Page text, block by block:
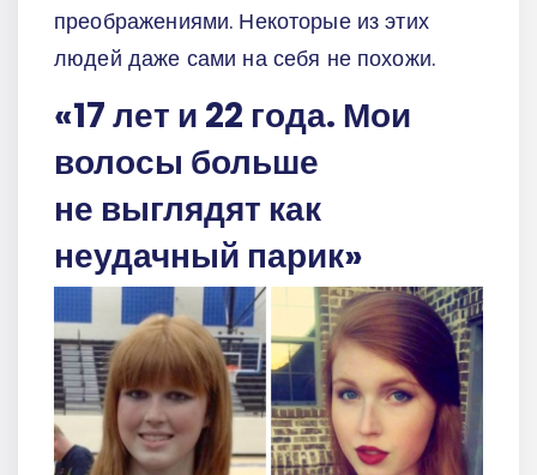
преображениями. Некоторые из этих
людей даже сами на себя не похожи.
«17 лет и 22 года. Мои
волосы больше
не выглядят как
неудачный парик»